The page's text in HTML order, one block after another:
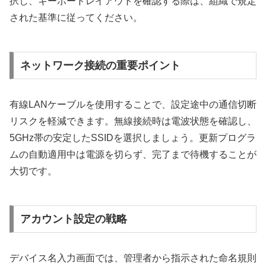
された基準に従ってください。
ネットワーク接続の重要ポイント
有線LANケーブルを使用することで、設定途中の通信切断
リスクを軽減できます。無線接続時は電波状態を確認し、
5GHz帯の安定したSSIDを選択しましょう。更新プログラ
ムの自動適用中は電源を切らず、完了まで待機することが
大切です。
アカウント設定の戦略
デバイス名入力画面では、管理者から指示された命名規則